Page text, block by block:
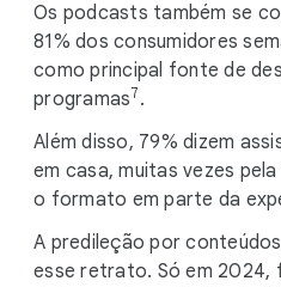
Os podcasts também se
81% dos consumidores
como principal fonte de
programas7 .
Além disso, 79% dizem
em casa, muitas vezes pela
o formato em parte da
A predileção por
esse retrato. Só em 2024,